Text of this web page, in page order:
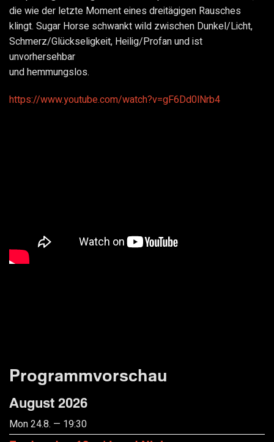
die wie der letzte Moment eines dreitägigen Rausches
klingt. Sugar Horse schwankt wild zwischen Dunkel/Licht,
Schmerz/Glückseligkeit, Heilig/Profan und ist
unvorhersehbar
und hemmungslos.
https://www.youtube.com/watch?v=gF6Dd0lNrb4
Programmvorschau
August 2026
Mon 24.8. — 19:30